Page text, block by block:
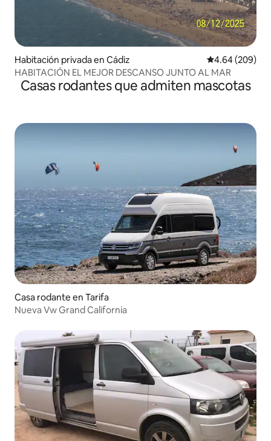
Habitación privada en Cádiz Calificación
4.64 (209)
HABITACIÓN EL MEJOR DESCANSO JUNTO AL MAR
Casas rodantes que admiten mascotas
Casa rodante en Tarifa
Nueva Vw Grand California